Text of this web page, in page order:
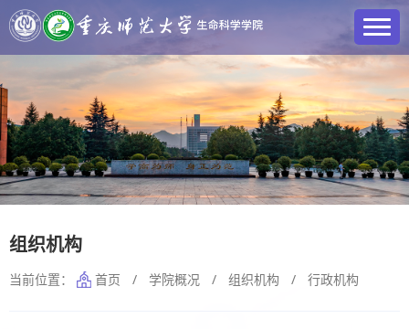
组织机构
当前位置： 首页 / 学院概况 / 组织机构 / 行政机构